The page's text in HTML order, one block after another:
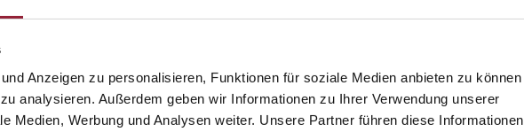
Anzeigen zu personalisieren, Funktionen für soziale Medien anbieten zu können
analysieren. Außerdem geben wir Informationen zu Ihrer Verwendung unserer
Medien, Werbung und Analysen weiter. Unsere Partner führen diese Informationen